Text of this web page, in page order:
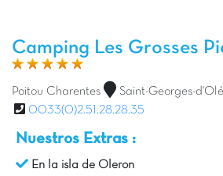
Camping Les Grosses
Poitou Charentes
Saint-Georges-
0033(0)2.51.28.28.35
Nuestros Extras :
En la isla de Oleron